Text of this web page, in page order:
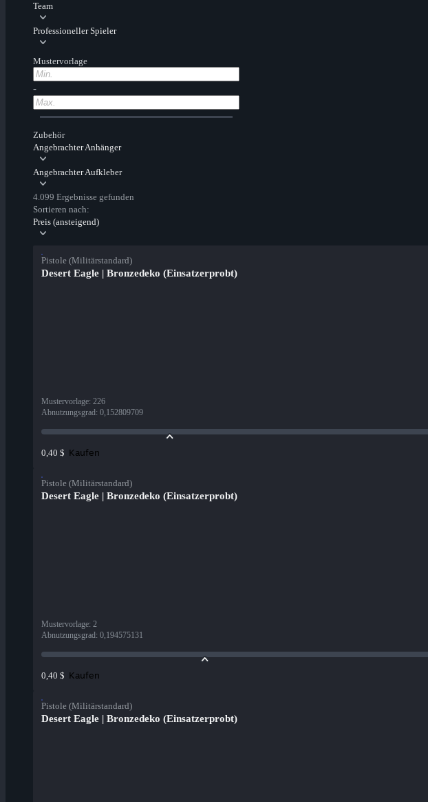
Team
Professioneller Spieler
Mustervorlage
-
Zubehör
Angebrachter Anhänger
Angebrachter Aufkleber
4.099 Ergebnisse gefunden
Sortieren nach:
Preis (ansteigend)
Pistole (Militärstandard)
Desert Eagle | Bronzedeko (Einsatzerprobt)
Mustervorlage: 226
Abnutzungsgrad: 0,152809709
0,40 $ Kaufen
Pistole (Militärstandard)
Desert Eagle | Bronzedeko (Einsatzerprobt)
Mustervorlage: 2
Abnutzungsgrad: 0,194575131
0,40 $ Kaufen
Pistole (Militärstandard)
Desert Eagle | Bronzedeko (Einsatzerprobt)